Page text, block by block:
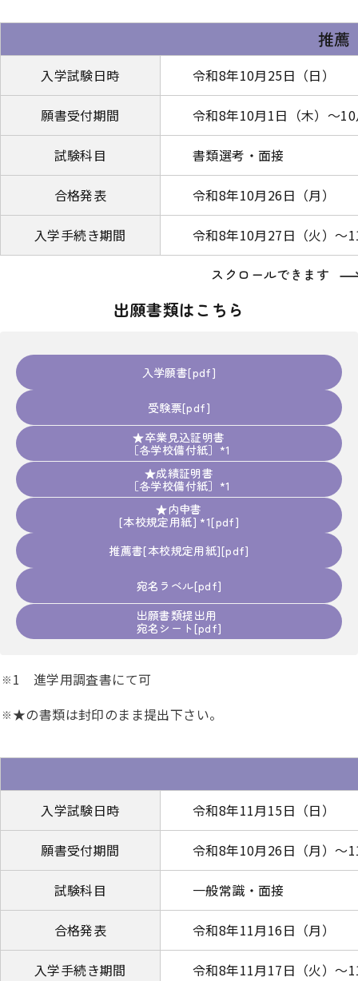
推薦
入学試験日時 令和8年10月25日（日）
願書受付期間 令和8年10月1日（木）～
試験科目 書類選考・面接
合格発表 令和8年10月26日（月）
入学手続き期間 令和8年10月27日（火）～
スクロールできます
出願書類はこちら
入学願書
受験票
★卒業見込証明書
［各学校備付紙］*1
★成績証明書
［各学校備付紙］*1
★内申書
[本校規定用紙] *1
推薦書[本校規定用紙]
宛名ラベル
出願書類提出用
宛名シート
1 進学用調査書にて可
★の書類は封印のまま提出下さい。
入学試験日時 令和8年11月15日（日）
願書受付期間 令和8年10月26日（月）～
試験科目 一般常識・面接
合格発表 令和8年11月16日（月）
入学手続き期間 令和8年11月17日（火）～